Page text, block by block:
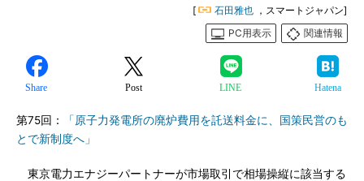
[ 石田雅也 ，スマートジャパン]
PC用表示
関連情報
Share Post LINE Hatena
第75回：
「原子力発電所の廃炉費用を託送料金に、国策民営のも
とで新制度へ」
東京電力エナジーパートナーが市場取引で相場操縦に該当する